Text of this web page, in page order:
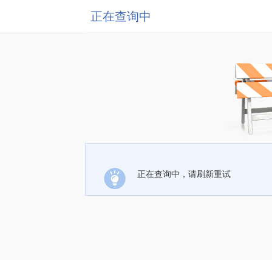
正在查询中
正在查询中，请刷新重试